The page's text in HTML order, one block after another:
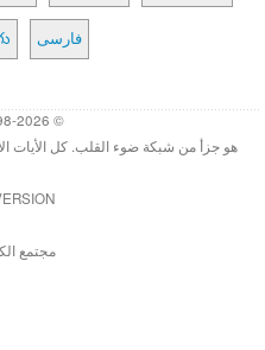
فارسی
© 1998-2026 Heartlight, Inc. Verseoftheday.com
هو جزأ من شبكة ضوء القلب. كل الأيات
مجتمع